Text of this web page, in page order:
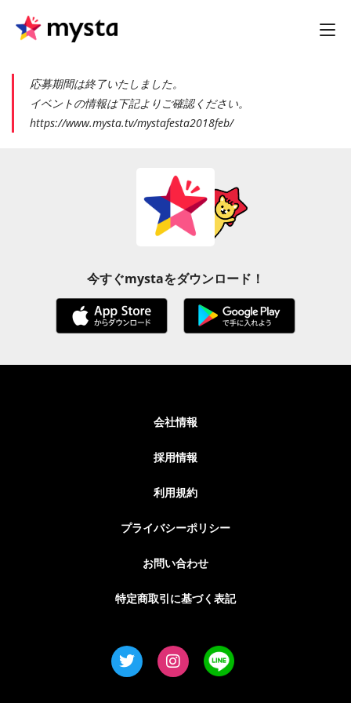
応募期間は終了いたしました。
イベントの情報は下記よりご確認ください。
https://www.mysta.tv/mystafesta2018feb/
今すぐmystaをダウンロード！
会社情報
採用情報
利用規約
プライバシーポリシー
お問い合わせ
特定商取引に基づく表記